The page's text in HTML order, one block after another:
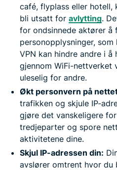
café, flyplass eller hotell,
bli utsatt for avlytting.
for ondsinnede aktører å
personopplysninger,
VPN kan hindre andre i å
gjennom WiFi-nettverket
uleselig for andre.
Økt personvern på
trafikken og skjule IP-
gjøre det vanskeligere
tredjeparter og spore
aktivitetene dine.
Skjul IP-adressen din:
avslører omtrent hvor du